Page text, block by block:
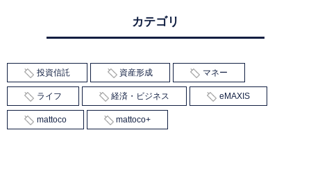
カテゴリ
投資信託 資産形成 マネー
ライフ 経済・ビジネス eMAXIS
mattoco mattoco+